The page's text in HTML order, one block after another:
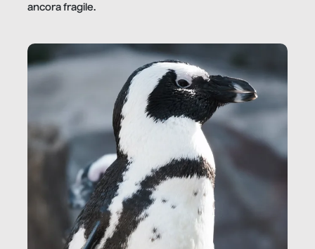
ancora fragile.